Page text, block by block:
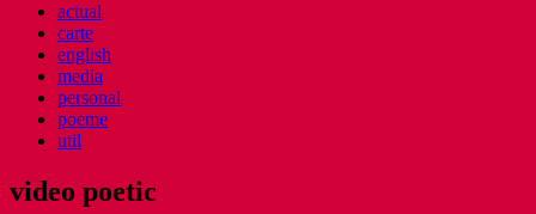
actual
carte
english
media
personal
poeme
util
video poetic